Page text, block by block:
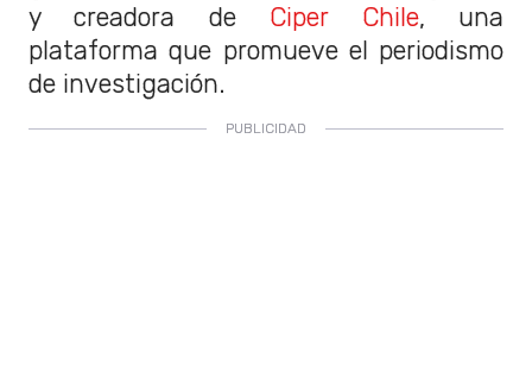
y creadora deCiper Chile, una
plataforma que promueve el periodismo
de investigación.